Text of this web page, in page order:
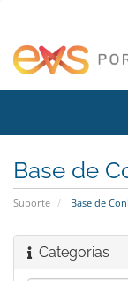
Base de
Suporte Base de
Categorias